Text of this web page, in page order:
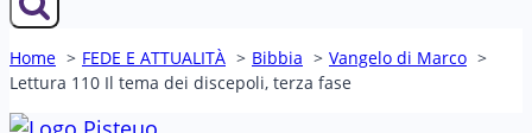
Home FEDE E ATTUALITÀ Bibbia
Vangelo di Marco
Lettura 110 Il tema dei discepoli, terza fase